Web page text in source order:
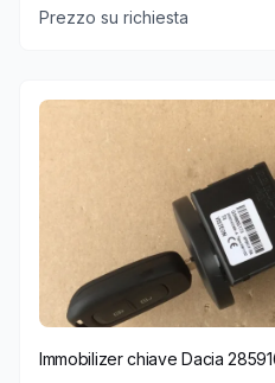
Prezzo su richiesta
Immobilizer chiave Dacia